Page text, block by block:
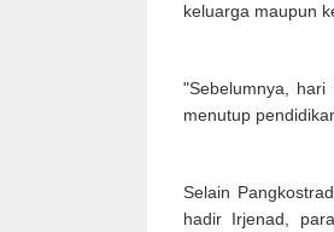
keluarga maupun
"Sebelumnya,
menutup
Selain
hadir Irjenad,